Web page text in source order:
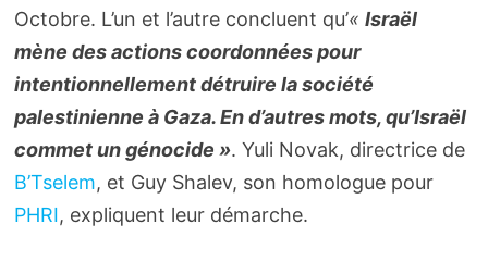
Octobre. L’un et l’autre concluent qu’« Israël
mène des actions coordonnées pour
intentionnellement détruire la société
palestinienne à Gaza. En d’autres mots, qu’Israël
commet un génocide ». Yuli Novak, directrice de
B’Tselem, et Guy Shalev, son homologue pour
PHRI, expliquent leur démarche.